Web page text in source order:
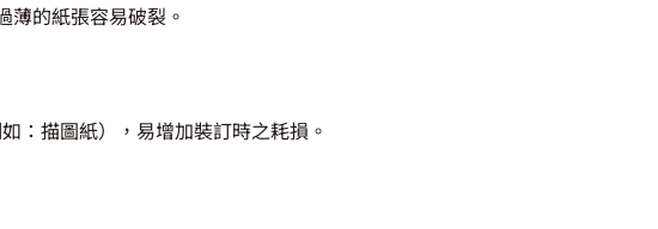
的紙張容易破裂。
：描圖紙），易增加裝訂時之耗損。